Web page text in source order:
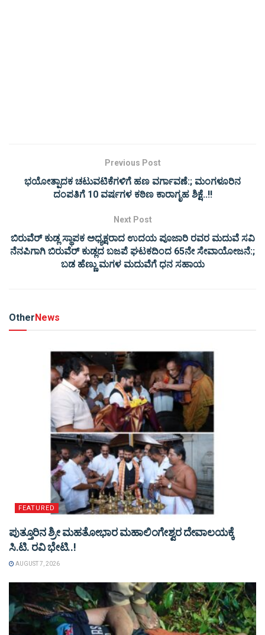
Previous Post
ಭಯೋತ್ಪಾದಕ ಚಟುವಟಿಕೆಗಳಿಗೆ ಹಣ ವರ್ಗಾವಣೆ:; ಮಂಗಳೂರಿನ
ದಂಪತಿಗೆ 10 ವರ್ಷಗಳ ಕಠಿಣ ಕಾರಾಗೃಹ ಶಿಕ್ಷೆ..!!
Next Post
ಬಿರುವೆರ್ ಕುಡ್ಲ ಸ್ಥಾಪಕ ಅಧ್ಯಕ್ಷರಾದ ಉದಯ ಪೂಜಾರಿ ರವರ ಮದುವೆ ಸವಿ
ನೆನಪಿಗಾಗಿ ಬಿರುವೆರ್ ಕುಡ್ಲದ ಬಜಪೆ ಘಟಕದಿಂದ 65ನೇ ಸೇವಾಯೋಜನೆ:;
ಬಡ ಹೆಣ್ಣು ಮಗಳ ಮದುವೆಗೆ ಧನ ಸಹಾಯ
OtherNews
FEATURED
ಪುತ್ತೂರಿನ ಶ್ರೀ ಮಹತೋಭಾರ ಮಹಾಲಿಂಗೇಶ್ವರ ದೇವಾಲಯಕ್ಕೆ
ಸಿ.ಟಿ. ರವಿ ಭೇಟಿ..!
AUGUST 7, 2026